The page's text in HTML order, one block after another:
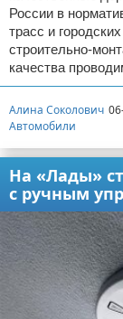
России в
трасс и
строительно-
качества
Алина Соколович
Автомобили
На «Лады»
с ручным